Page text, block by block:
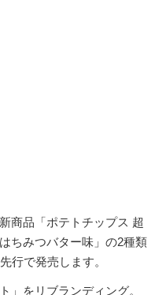
商品「ポテトチップス 超
ちみつバター味」の2種類
行で発売します。
をリブランディング。